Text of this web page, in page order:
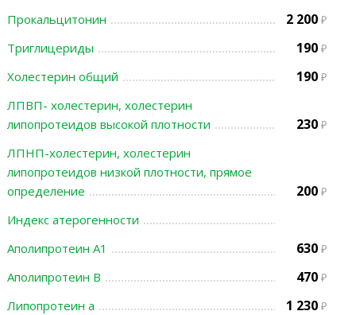
Прокальцитонин 2 200
Триглицериды 190
Холестерин общий 190
ЛПВП- холестерин, холестерин
липопротеидов высокой плотности
230
ЛПНП-холестерин, холестерин
липопротеидов низкой плотности, прямое
определение
200
Индекс атерогенности
Аполипротеин А1
630
Аполипротеин В 470
Липопротеин а 1 230